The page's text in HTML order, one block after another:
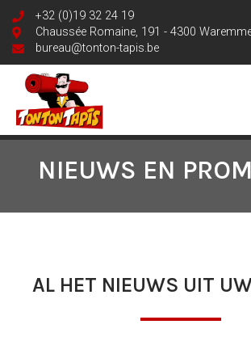
+32 (0)19 32 24 19
Chaussée Romaine, 191 - 4300
bureau@tonton-tapis.be
NIEUWS EN
AL HET NIEUWS UIT